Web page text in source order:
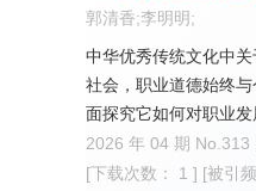
郭清香;李明明;
中华优秀传统文化中
社会，职业道德始终
面探究它如何对职业
结合时代要求推动中
2026 年 04 期 No.313
[下载次数： 1 ] [被引